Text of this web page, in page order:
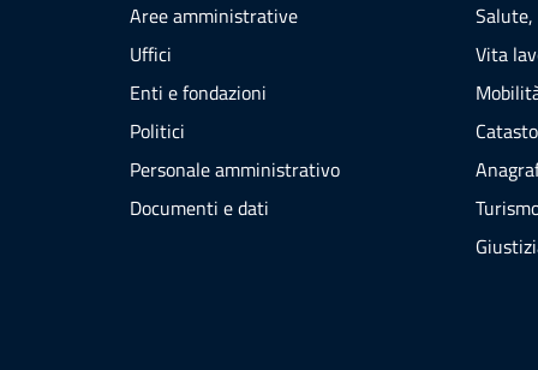
Aree amministrative
Uffici
Enti e fondazioni
Politici
Personale amministrativo
Documenti e dati
Salute,
Vita